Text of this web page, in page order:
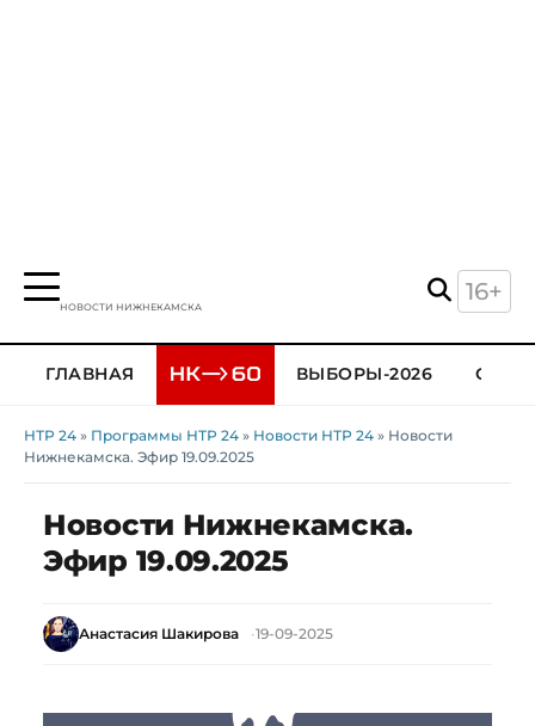
НОВОСТИ НИЖНЕКАМСКА
16+
ГЛАВНАЯ ВЫБОРЫ-2026
НТР 24 » Программы НТР 24 » Новости НТР 24 » Новости
Нижнекамска. Эфир 19.09.2025
Новости Нижнекамска.
Эфир 19.09.2025
Анастасия Шакирова 19-09-2025